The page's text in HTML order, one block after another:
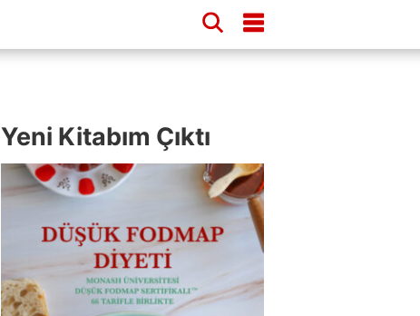
Yeni Kitabım Çıktı